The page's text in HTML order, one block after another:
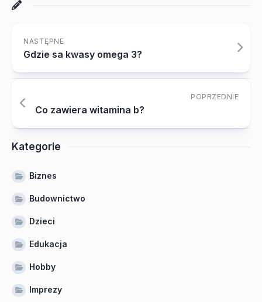
NASTĘPNE
Gdzie sa kwasy omega 3?
POPRZEDNIE
Co zawiera witamina b?
Kategorie
Biznes
Budownictwo
Dzieci
Edukacja
Hobby
Imprezy